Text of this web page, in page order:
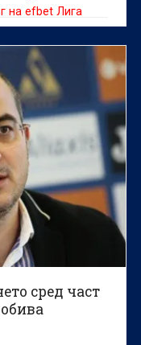
на efbet Лига
сред част